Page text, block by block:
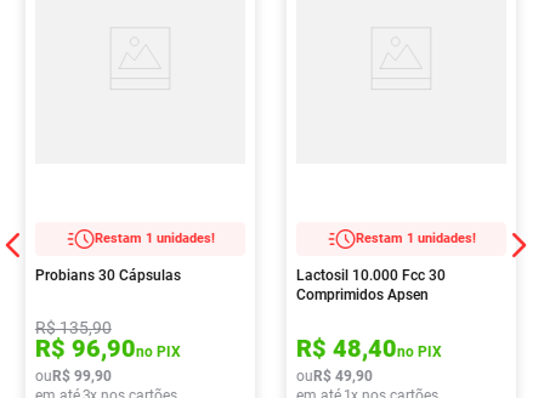
Restam 1 unidades!
Probians 30 Cápsulas
R$135,90
R$ 96,90no PIX
ou R$ 99,90
Restam 1 unidades!
Lactosil 10.000 Fcc 30
Comprimidos Apsen
R$ 48,40no PIX
ou R$ 49,90